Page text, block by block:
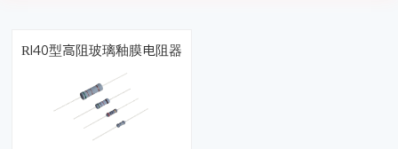
RI40型高阻玻璃釉膜电阻器